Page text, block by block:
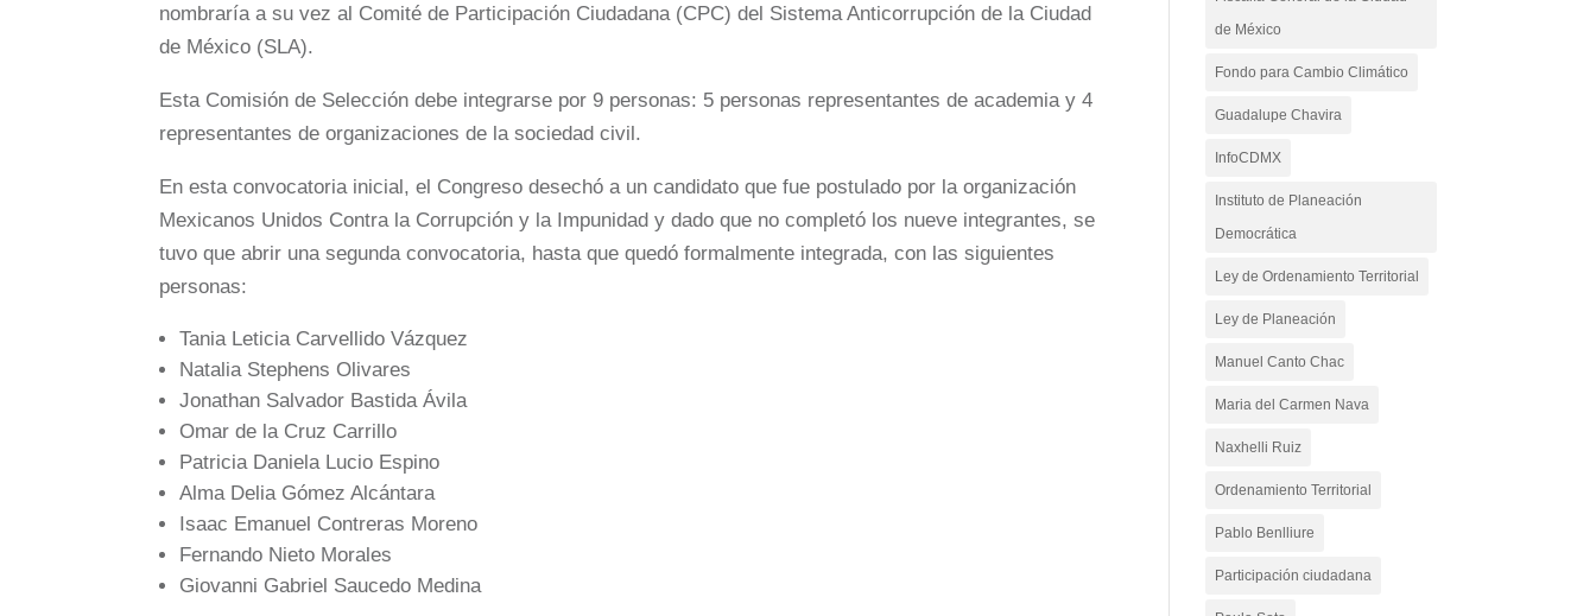
nombraría a su vez al Comité de Participación Ciudadana (CPC) del Sistema Anticorrupción de la Ciudad
de México (SLA).
Esta Comisión de Selección debe integrarse por 9 personas: 5 personas representantes de academia y 4
representantes de organizaciones de la sociedad civil.
En esta convocatoria inicial, el Congreso desechó a un candidato que fue postulado por la organización
Mexicanos Unidos Contra la Corrupción y la Impunidad y dado que no completó los nueve integrantes, se
tuvo que abrir una segunda convocatoria, hasta que quedó formalmente integrada, con las siguientes
personas:
Tania Leticia Carvellido Vázquez
Natalia Stephens Olivares
Jonathan Salvador Bastida Ávila
Omar de la Cruz Carrillo
Patricia Daniela Lucio Espino
Alma Delia Gómez Alcántara
Isaac Emanuel Contreras Moreno
Fernando Nieto Morales
Giovanni Gabriel Saucedo Medina
de México
Fondo para Cambio Climático
Guadalupe Chavira
InfoCDMX
Instituto de Planeación
Democrática
Ley de Ordenamiento Territorial
Ley de Planeación
Manuel Canto Chac
Maria del Carmen Nava
Naxhelli Ruiz
Ordenamiento Territorial
Pablo Benlliure
Participación ciudadana